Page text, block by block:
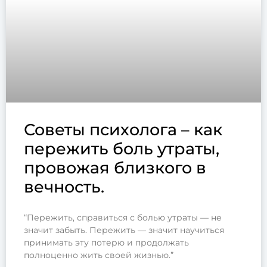
Советы психолога – как
пережить боль утраты,
провожая близкого в
вечность.
“Пережить, справиться с болью утраты — не
значит забыть. Пережить — значит научиться
принимать эту потерю и продолжать
полноценно жить своей жизнью.”